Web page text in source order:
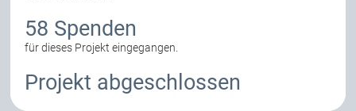
58 Spenden
für dieses Projekt eingegangen.
Projekt abgeschlossen